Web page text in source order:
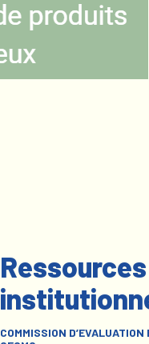
Ressources
COMMISSION